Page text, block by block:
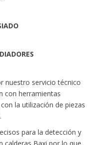
nuestro servicio técnico
con herramientas
la utilización de piezas
para la detección y
calderas Baxi por lo que